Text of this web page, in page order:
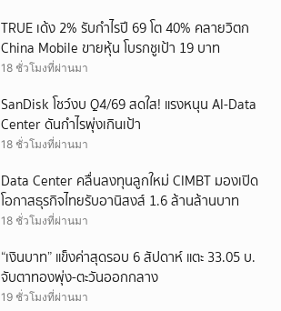
TRUE เด้ง 2% รับกำไรปี 69 โต 40% คลายวิตก
China Mobile ขายหุ้น โบรกชูเป้า 19 บาท
18 ชั่วโมงที่ผ่านมา
SanDisk โชว์งบ Q4/69 สดใส! แรงหนุน AI-Data
Center ดันกำไรพุ่งเกินเป้า
18 ชั่วโมงที่ผ่านมา
Data Center คลื่นลงทุนลูกใหม่ CIMBT มองเปิด
โอกาสธุรกิจไทยรับอานิสงส์ 1.6 ล้านล้านบาท
18 ชั่วโมงที่ผ่านมา
“เงินบาท” แข็งค่าสุดรอบ 6 สัปดาห์ แตะ 33.05 บ.
จับตาทองพุ่ง-ตะวันออกกลาง
19 ชั่วโมงที่ผ่านมา